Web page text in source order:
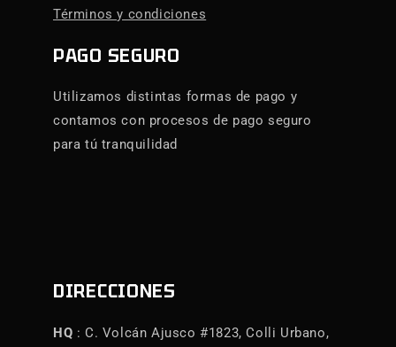
Términos y condiciones
PAGO SEGURO
Utilizamos distintas formas de pago y
contamos con procesos de pago seguro
para tú tranquilidad
DIRECCIONES
HQ : C. Volcán Ajusco #1823, Colli Urbano,